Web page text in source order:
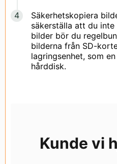
Säkerhetskopiera
säkerställa att du
bilder bör du
bilderna från SD-
lagringsenhet, som
hårddisk.
Kunde vi